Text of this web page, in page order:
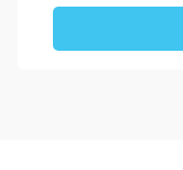
spécifiques et
Avec l’arrivée
extérieur